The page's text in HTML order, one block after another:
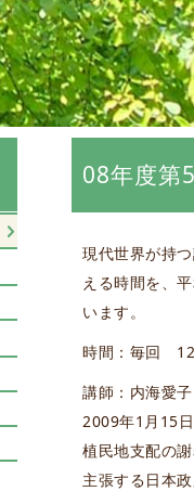
08年度第
現代世界が持
える時間を、
います。
時間：毎回
講師：内海愛
2009年1月15
植民地支配の
主張する日本